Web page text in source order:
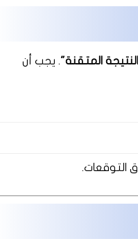
المتقنة". يجب أن
التوقعات.